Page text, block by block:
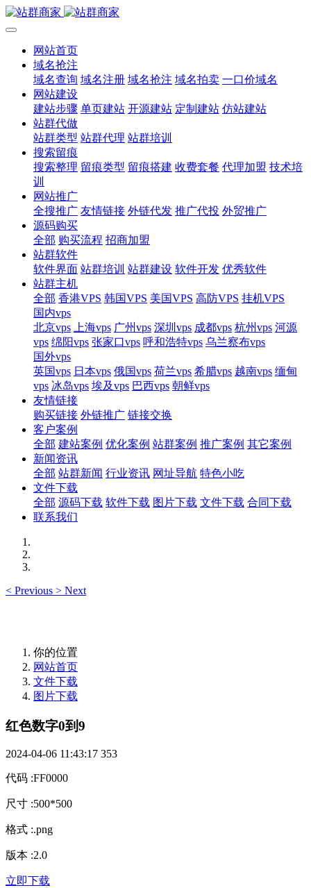
网站首页
域名抢注
域名查询 域名注册 域名抢注 域名拍卖 一口价域名
网站建设
建站步骤 单页建站 开源建站 定制建站 仿站建站
站群代做
站群类型 站群代理 站群培训
搜索留痕
搜索整理 留痕类型 留痕搭建 收费套餐 代理加盟 技术培
训
网站推广
全搜推广 友情链接 外链代发 推广代投 外贸推广
源码购买
全部 购买流程 招商加盟
站群软件
软件界面 站群培训 站群建设 软件开发 优秀软件
站群主机
全部 香港VPS 韩国VPS 美国VPS 高防VPS 挂机VPS
国内vps
北京vps
上海vps 广州vps 深圳vps 成都vps 杭州vps 河源
vps 绵阳vps 张家口vps 呼和浩特vps 乌兰察布vps
国外vps
英国vps 日本vps 俄国vps 荷兰vps 希腊vps 越南vps 缅甸
vps 冰岛vps 埃及vps 巴西vps 朝鲜vps
友情链接
购买链接 外链推广 链接交换
客户案例
全部 建站案例 优化案例 站群案例 推广案例 其它案例
新闻资讯
全部 站群新闻 行业资讯 网址导航 特色小吃
文件下载
全部 源码下载 软件下载 图片下载 文件下载 合同下载
联系我们
< Previous > Next
你的位置
网站首页
文件下载
图片下载
红色数字0到9
2024-04-06 11:43:17 353
代码 :FF0000
尺寸 :500*500
格式 :.png
版本 :2.0
立即下载